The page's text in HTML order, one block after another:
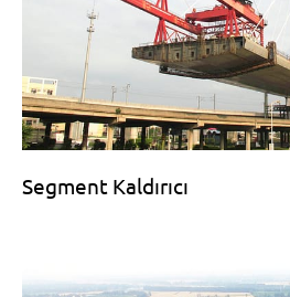
Segment Kaldırıcı